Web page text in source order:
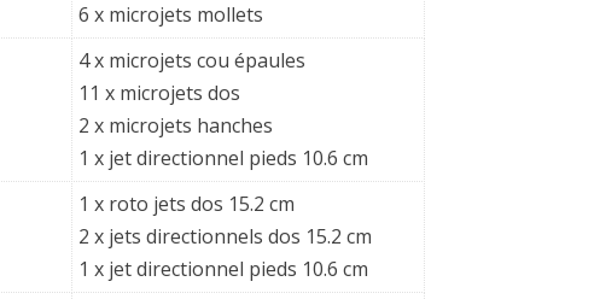
6 x microjets mollets
4 x microjets cou épaules
11 x microjets dos
2 x microjets hanches
1 x jet directionnel pieds 10.6 cm
1 x roto jets dos 15.2 cm
2 x jets directionnels dos 15.2 cm
1 x jet directionnel pieds 10.6 cm